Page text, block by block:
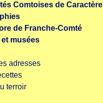
Comtoises de Caractère
de Franche-Comté
musées
adresses
terroir